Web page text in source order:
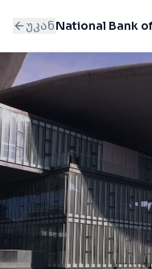
უკანNational Bank